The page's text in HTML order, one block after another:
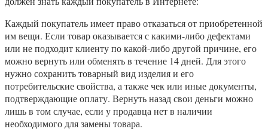
Каждый покупатель имеет право отказаться от приобретенной
им вещи. Если товар оказывается с какими-либо дефектами
или не подходит клиенту по какой-либо другой причине, его
можно вернуть или обменять в течение 14 дней. Для этого
нужно сохранить товарный вид изделия и его
потребительские свойства, а также чек или иные документы,
подтверждающие оплату. Вернуть назад свои деньги можно
лишь в том случае, если у продавца нет в наличии
необходимого для замены товара.